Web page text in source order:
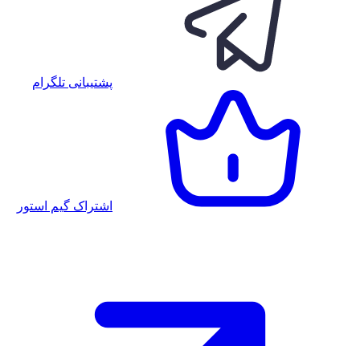
پشتیبانی تلگرام
اشتراک گیم استور